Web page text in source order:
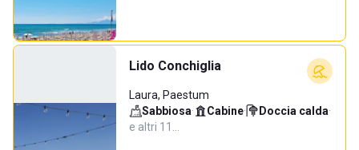
Lido Conchiglia
Laura, Paestum
Sabbiosa· Cabine· Doccia calda·
e altri 11…